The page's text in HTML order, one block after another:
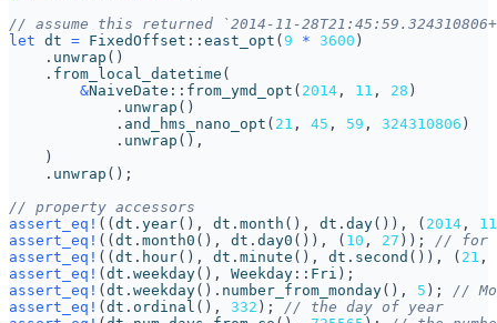
let dt = FixedOffset :: east_opt ( 9 * 3600 )
. unwrap ()
. from_local_datetime (
&NaiveDate :: from_ymd_opt ( 2014 , 11 , 28 )
. unwrap ()
. and_hms_nano_opt ( 21 , 45 , 59 , 324310806 )
. unwrap (),
)
. unwrap ();
assert_eq! (( dt . year(), dt . month (), dt . day()), ( 2014 ,
11
assert_eq! (( dt . month0 (), dt . day0 ()), ( 10 , 27 ));
assert_eq! (( dt . hour(), dt . minute (), dt . second ()), ( 21 ,
assert_eq! ( dt . weekday(), Weekday :: Fri );
assert_eq! ( dt . weekday(). number_from_monday(), 5 );
assert_eq! ( dt . ordinal (), 332 );